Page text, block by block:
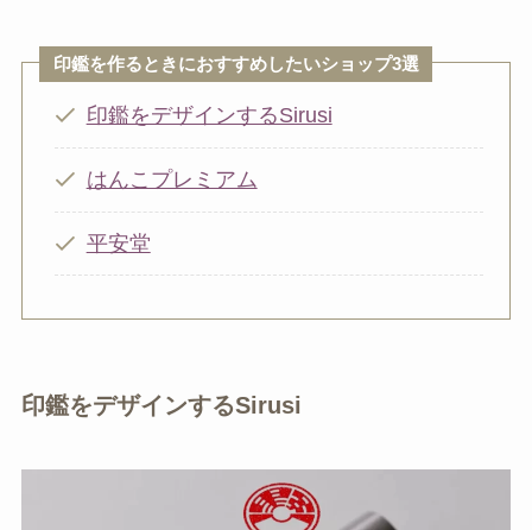
印鑑を作るときにおすすめしたいショップ3選
印鑑をデザインするSirusi
はんこプレミアム
平安堂
印鑑をデザインするSirusi